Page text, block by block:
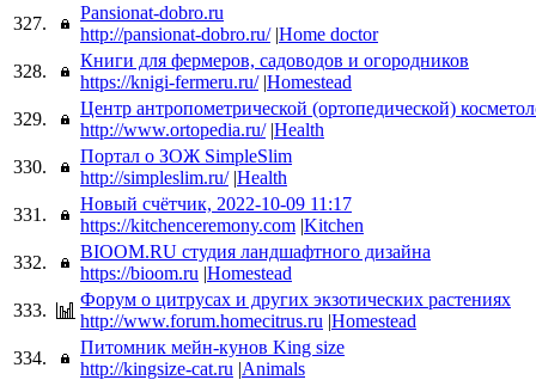
327.
Pansionat-dobro.ru
http://pansionat-dobro.ru/ |Home doctor
328.
Книги для фермеров, садоводов и огородников
https://knigi-fermeru.ru/ |Homestead
329.
Центр антропометрической (ортопедической)
http://www.ortopedia.ru/ |Health
330.
Портал о ЗОЖ SimpleSlim
http://simpleslim.ru/ |Health
331.
Новый счётчик, 2022-10-09 11:17
https://kitchenceremony.com |Kitchen
332.
BIOOM.RU студия ландшафтного дизайна
https://bioom.ru |Homestead
333.
Форум о цитрусах и других экзотических растениях
http://www.forum.homecitrus.ru |Homestead
334.
Питомник мейн-кунов King size
http://kingsize-cat.ru |Animals